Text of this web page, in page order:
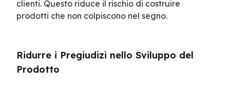
clienti. Questo riduce il rischio di costruire
prodotti che non colpiscono nel segno.
Ridurre i Pregiudizi nello Sviluppo del
Prodotto